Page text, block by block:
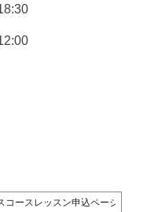
ースレッスン申込ページ